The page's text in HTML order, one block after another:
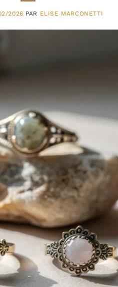
2026 PAR ELISE MARCONETTI